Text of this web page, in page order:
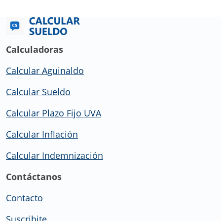
Calculadoras
Calcular Aguinaldo
Calcular Sueldo
Calcular Plazo Fijo UVA
Calcular Inflación
Calcular Indemnización
Contáctanos
Contacto